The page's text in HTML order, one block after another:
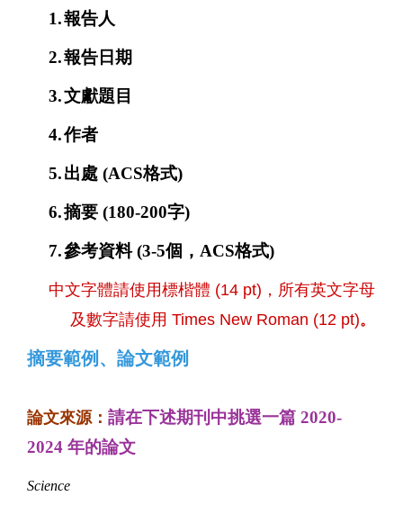
1.報告人
2.報告日期
3.文獻題目
4.作者
5.出處 (ACS格式)
6.摘要 (180-200字)
7.參考資料(3-5個， ACS格式)
中文字體請使用標楷體 (14 pt) ， 所有英文字母
及數字請使用 Times New Roman (12 pt)。
摘要範例 、 論文範例
論文來源： 請在下述期刊中挑選一篇 2020-
2024 年的論文
Science